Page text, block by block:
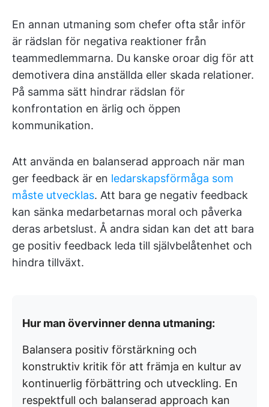
En annan utmaning som chefer ofta står inför
är rädslan för negativa reaktioner från
teammedlemmarna. Du kanske oroar dig för att
demotivera dina anställda eller skada relationer.
På samma sätt hindrar rädslan för
konfrontation en ärlig och öppen
kommunikation.
Att använda en balanserad approach när man
ger feedback är en ledarskapsförmåga som
måste utvecklas. Att bara ge negativ feedback
kan sänka medarbetarnas moral och påverka
deras arbetslust. Å andra sidan kan det att bara
ge positiv feedback leda till självbelåtenhet och
hindra tillväxt.
Hur man övervinner denna utmaning:
Balansera positiv förstärkning och
konstruktiv kritik för att främja en kultur av
kontinuerlig förbättring och utveckling. En
respektfull och balanserad approach kan